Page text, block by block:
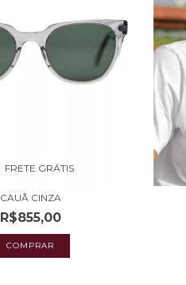
FRETE GRÁTIS
CAUÃ CINZA
R$855,00